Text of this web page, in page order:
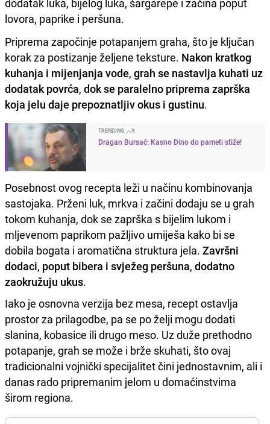
lovora, paprike i peršuna.
Priprema započinje potapanjem graha, što je ključan
korak za postizanje željene teksture. Nakon kratkog
kuhanja i mijenjanja vode, grah se nastavlja kuhati uz
dodatak povrća, dok se paralelno priprema zaprška
koja jelu daje prepoznatljiv okus i gustinu.
TRENDING
Dragan Bursać: Kasno Dino do pameti stiže!
Posebnost ovog recepta leži u načinu kombinovanja
sastojaka. Prženi luk, mrkva i začini dodaju se u grah
tokom kuhanja, dok se zaprška s bijelim lukom i
mljevenom paprikom pažljivo umiješa kako bi se
dobila bogata i aromatična struktura jela. Završni
dodaci, poput bibera i svježeg peršuna, dodatno
zaokružuju ukus.
Iako je osnovna verzija bez mesa, recept ostavlja
prostor za prilagodbe, pa se po želji mogu dodati
slanina, kobasice ili drugo meso. Uz duže prethodno
potapanje, grah se može i brže skuhati, što ovaj
tradicionalni vojnički specijalitet čini jednostavnim, ali i
danas rado pripremanim jelom u domaćinstvima
širom regiona.